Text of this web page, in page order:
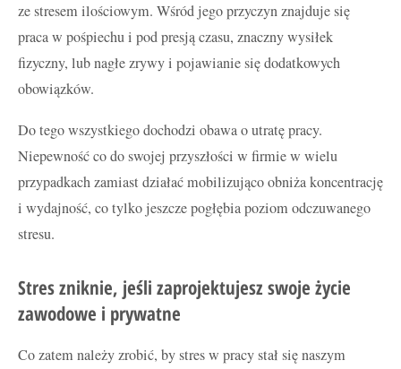
ze stresem ilościowym. Wśród jego przyczyn znajduje się
praca w pośpiechu i pod presją czasu, znaczny wysiłek
fizyczny, lub nagłe zrywy i pojawianie się dodatkowych
obowiązków.
Do tego wszystkiego dochodzi obawa o utratę pracy.
Niepewność co do swojej przyszłości w firmie w wielu
przypadkach zamiast działać mobilizująco obniża koncentrację
i wydajność, co tylko jeszcze pogłębia poziom odczuwanego
stresu.
Stres zniknie, jeśli zaprojektujesz swoje życie
zawodowe i prywatne
Co zatem należy zrobić, by stres w pracy stał się naszym